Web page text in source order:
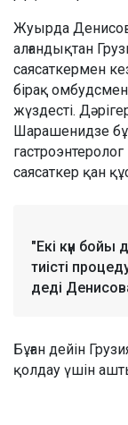
Жуырда
алғандықтан
саясаткермен
бірақ
жүздесті.
Шарашенидзе
саясаткер қан
"Екі күн бойы
тиісті
деді
Бұған дейін
қолдау үшін